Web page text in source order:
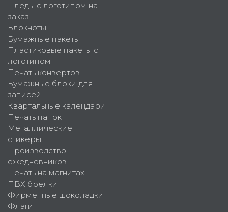
Пледы с логотипом на
заказ
Блокноты
Бумажные пакеты
Пластиковые пакеты с
логотипом
Печать конвертов
Бумажные блоки для
записей
Квартальные календари
Печать папок
Металлические
стикеры
Производство
ежедневников
Печать на магнитах
ПВХ брелки
Фирменные шоколадки
Флаги